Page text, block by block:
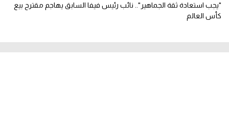
"يجب استعادة ثقة الجماهير".. نائب رئيس فيفا السابق يهاجم مقترح بيع
كأس العالم